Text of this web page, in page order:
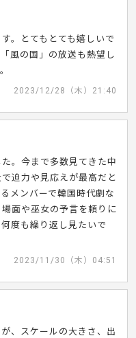
。とてもとても嬉しいで
風の国」の放送も熱望し
2023/12/28（木）21:40
。今まで多数見てきた中
迫力や見応えが最高だと
メンバーで韓国時代劇な
面や巫女の予言を頼りに
度も繰り返し見たいで
2023/11/30（木）04:51
、スケールの大きさ、出